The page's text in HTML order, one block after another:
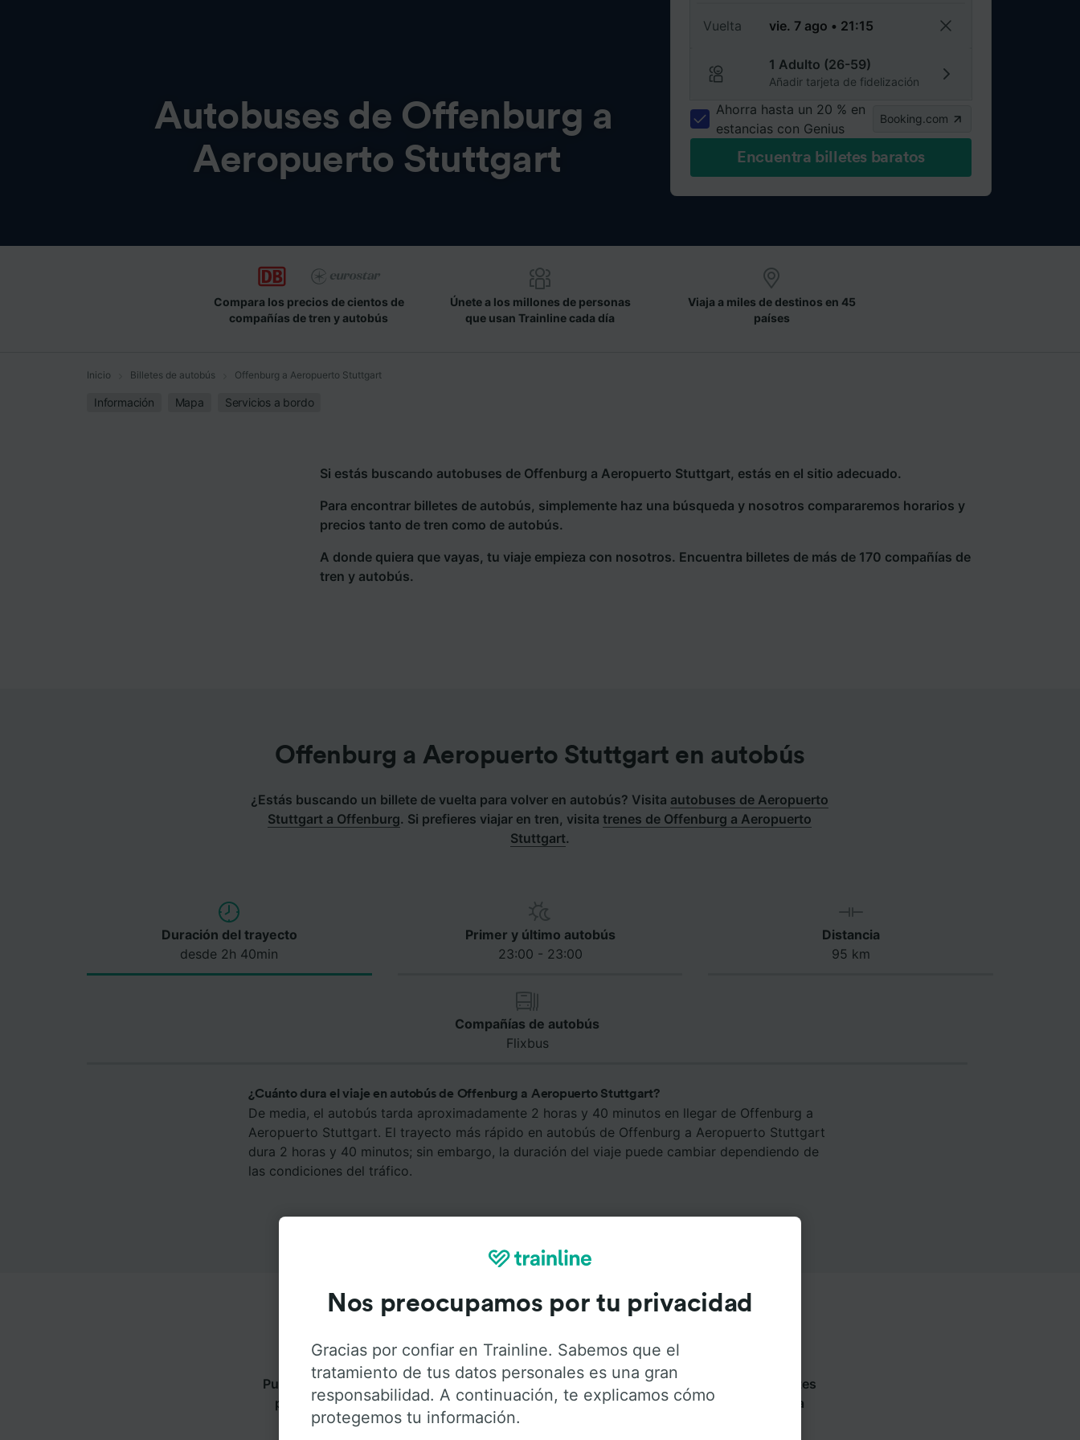
Autobuses de Offenburg a
Aeropuerto Stuttgart
Vuelta
1 Adulto (26-59)
Añadir tarjeta de fidelización
Ahorra hasta un 20 % en
estancias con Genius
Booking.com
Encuentra billetes baratos
Compara los precios de cientos de
compañías de tren y autobús
Únete a los millones de personas
que usan Trainline cada día
Viaja a miles de destinos en 45
países
Inicio Billetes de autobús Offenburg a Aeropuerto Stuttgart
Información Mapa Servicios a bordo
Si estás buscando autobuses de Offenburg a Aeropuerto Stuttgart, estás en el sitio adecuado.
Para encontrar billetes de autobús, simplemente haz una búsqueda y nosotros compararemos horarios y
precios tanto de tren como de autobús.
A donde quiera que vayas, tu viaje empieza con nosotros. Encuentra billetes de más de 170 compañías de
tren y autobús.
Offenburg a Aeropuerto Stuttgart en autobús
¿Estás buscando un billete de vuelta para volver en autobús? Visita autobuses de Aeropuerto
Stuttgart a Offenburg. Si prefieres viajar en tren, visitatrenes de Offenburg a Aeropuerto
Stuttgart.
Duración del trayecto
desde 2h 40min
Primer y último autobús
23:00 - 23:00
Distancia
95 km
Compañías de autobús
Flixbus
¿Cuánto dura el viaje en autobús de Offenburg a Aeropuerto Stuttgart?
De media, el autobús tarda aproximadamente 2 horas y 40 minutos en llegar de Offenburg a
Aeropuerto Stuttgart. El trayecto más rápido en autobús de Offenburg a Aeropuerto Stuttgart
dura 2 horas y 40 minutos; sin embargo, la duración del viaje puede cambiar dependiendo de
las condiciones del tráfico.
Servicios a bordo
Puedes viajar de Offenburg a Aeropuerto Stuttgart conFlixbus. Haz click en las siguientes
pestañas para obtener más información sobre los servicios que ofrece cada compañía
Nos preocupamos por tu privacidad
Gracias por confiar en Trainline. Sabemos que el
tratamiento de tus datos personales es una gran
responsabilidad. A continuación, te explicamos cómo
protegemos tu información.